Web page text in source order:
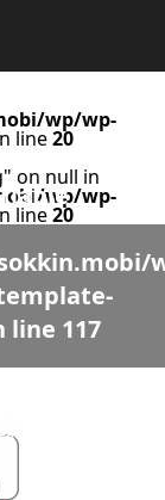
wp/wp-
line20
on null in
wp/wp-
line20
line 117